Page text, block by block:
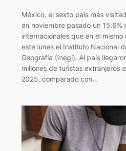
México, el sexto país más
en noviembre pasado un 15.6%
internacionales que en el
este lunes el Instituto Nacional
Geografía (Inegi). Al país
millones de turistas extranjeros
2025, comparado con…